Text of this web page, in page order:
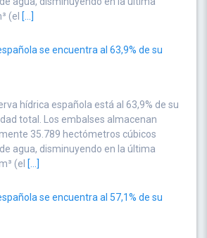
(el [...]
se encuentra al 63,9% de su
hídrica española está al 63,9% de su
total. Los embalses almacenan
35.789 hectómetros cúbicos
agua, disminuyendo en la última
(el [...]
se encuentra al 57,1% de su